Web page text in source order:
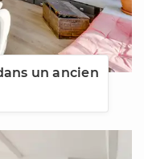
un ancien